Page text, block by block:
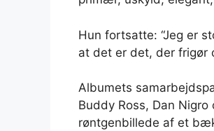
Hun fortsatte: “Jeg er
at det er det, der frigør
Albumets
Buddy Ross, Dan
røntgenbillede af et